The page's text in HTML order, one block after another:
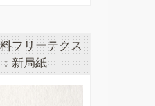
フリーテクス
新局紙